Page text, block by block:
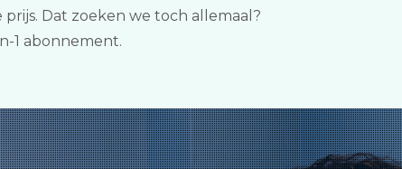
Dat zoeken we toch allemaal?
1 abonnement.